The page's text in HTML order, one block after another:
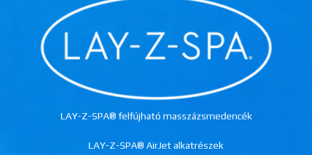
LAY-Z-SPA® felfújható masszázsmedencék
LAY-Z-SPA® AirJet alkatrészek